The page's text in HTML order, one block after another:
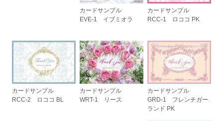
カードサンプル
EVE-1 イブミオラ
カードサンプル
RCC-1 ロココ PK
カードサンプル
RCC-2 ロココ BL
カードサンプル
WRT-1 リース
カードサンプル
GRD-1 フレンチガー
ランド PK